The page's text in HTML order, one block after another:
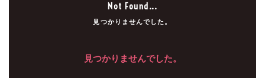
Not Found...
見つかりませんでした。
見つかりませんでした。